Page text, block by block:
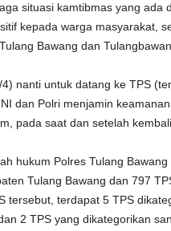
situasi kamtibmas yang ada
kepada warga masyarakat,
Bawang dan
nanti untuk datang ke TPS
dan Polri menjamin
pada saat dan setelah
hukum Polres Tulang
Tulang Bawang dan 797
tersebut, terdapat 5 TPS
2 TPS yang dikategorikan